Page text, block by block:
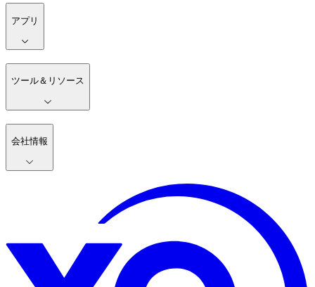
アプリ
ツール＆リソース
会社情報